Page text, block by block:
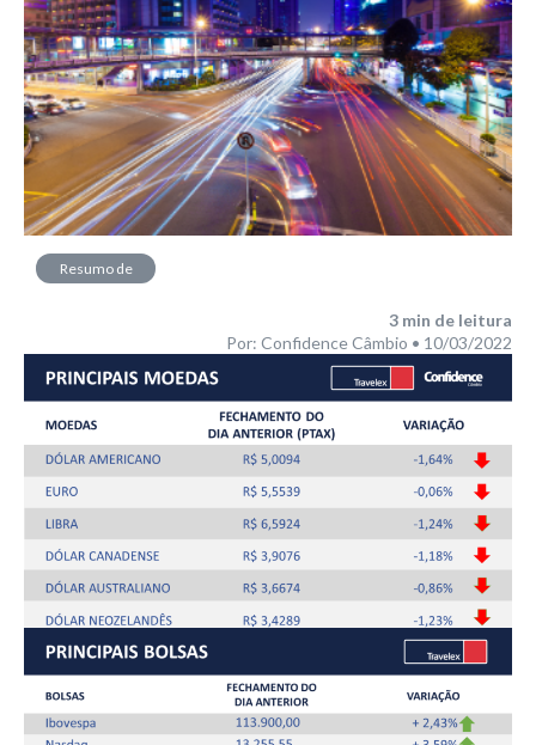
Resumo de
3 min de leitura
Por: Confidence Câmbio • 10/03/2022